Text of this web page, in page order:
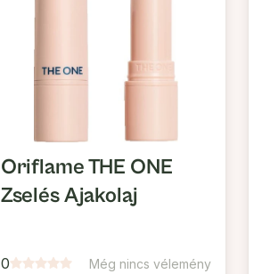
Oriflame THE ONE
Zselés Ajakolaj
0 Még nincs vélemény